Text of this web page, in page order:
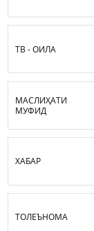
ТВ - ОИЛА
МАСЛИҲАТИ
МУФИД
ХАБАР
ТОЛЕЪНОМА